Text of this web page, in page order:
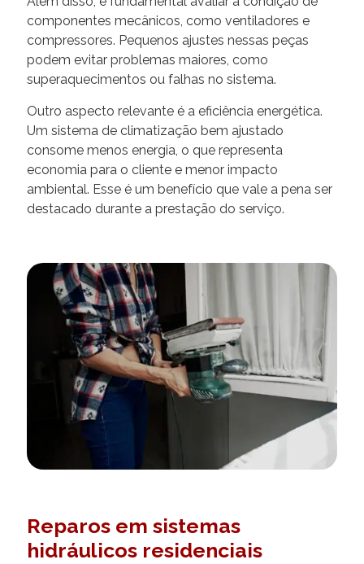
componentes mecânicos, como ventiladores e
compressores. Pequenos ajustes nessas peças
podem evitar problemas maiores, como
superaquecimentos ou falhas no sistema.
Outro aspecto relevante é a eficiência energética.
Um sistema de climatização bem ajustado
consome menos energia, o que representa
economia para o cliente e menor impacto
ambiental. Esse é um benefício que vale a pena ser
destacado durante a prestação do serviço.
Reparos em sistemas
hidráulicos residenciais